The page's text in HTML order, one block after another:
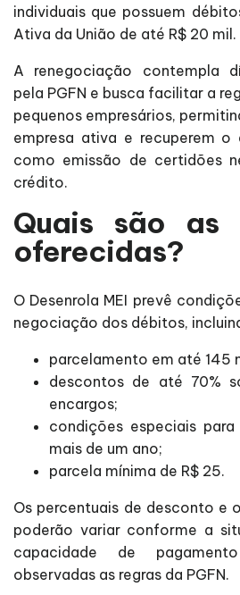
individuais que possuem
Ativa da União de até R$ 20 mil.
A renegociação contempla
pela PGFN e busca facilitar a
pequenos empresários,
empresa ativa e recuperem
como emissão de certidões
crédito.
Quais são as
oferecidas?
O Desenrola MEI prevê
negociação dos débitos,
parcelamento em até 145
descontos de até 70%
encargos;
condições especiais
mais de um ano;
parcela mínima de R$ 25.
Os percentuais de desconto e
poderão variar conforme a
capacidade de
observadas as regras da PGFN.